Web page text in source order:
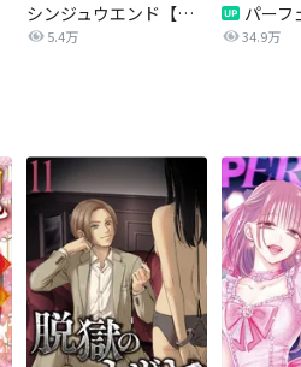
シンジュウエンド【タテヨミ】
5.4万 34.9万